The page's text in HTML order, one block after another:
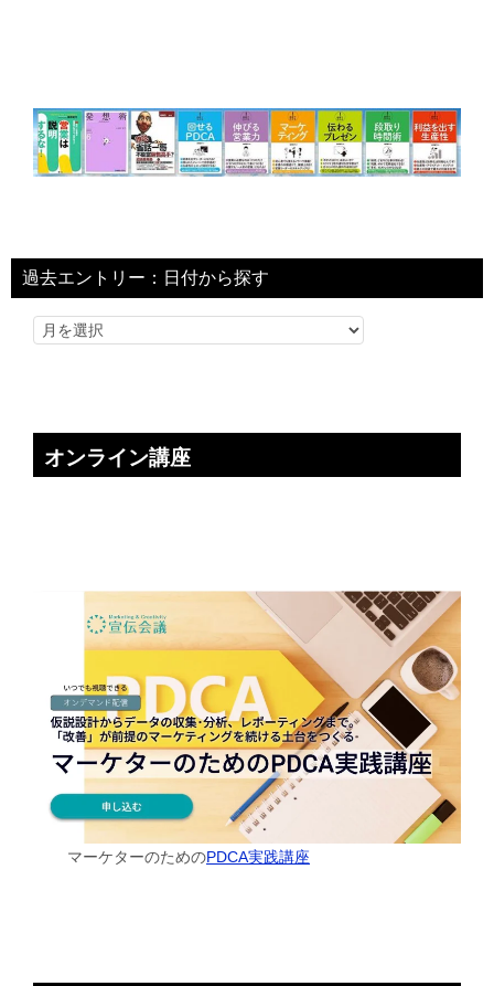
過去エントリー：日付から探す
オンライン講座
マーケターのためのPDCA実践講座